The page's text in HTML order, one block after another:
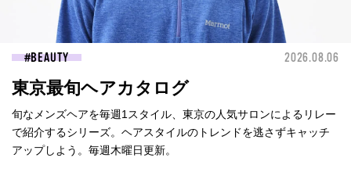
BEAUTY 2026.08.06
東京最旬ヘアカタログ
旬なメンズヘアを毎週1スタイル、東京の人気サロンによるリレー
で紹介するシリーズ。ヘアスタイルのトレンドを逃さずキャッチ
アップしよう。毎週木曜日更新。